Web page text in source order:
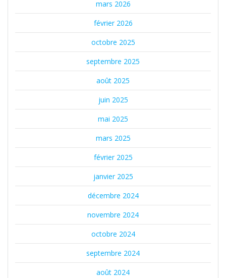
mars 2026
février 2026
octobre 2025
septembre 2025
août 2025
juin 2025
mai 2025
mars 2025
février 2025
janvier 2025
décembre 2024
novembre 2024
octobre 2024
septembre 2024
août 2024